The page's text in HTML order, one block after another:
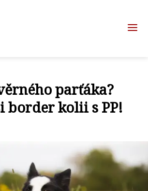
parťáka?
border kolii s PP!